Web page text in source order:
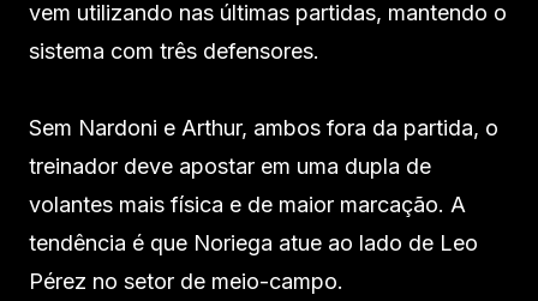
vem utilizando nas últimas partidas, mantendo o
sistema com três defensores.
Sem Nardoni e Arthur, ambos fora da partida, o
treinador deve apostar em uma dupla de
volantes mais física e de maior marcação. A
tendência é que Noriega atue ao lado de Leo
Pérez no setor de meio-campo.